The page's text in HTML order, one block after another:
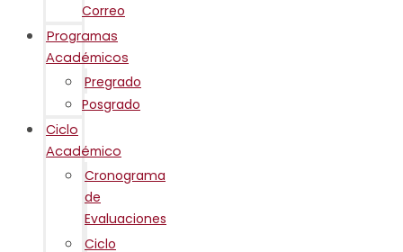
Correo
Programas
Académicos
Pregrado
Posgrado
Ciclo
Académico
Cronograma
de
Evaluaciones
Ciclo